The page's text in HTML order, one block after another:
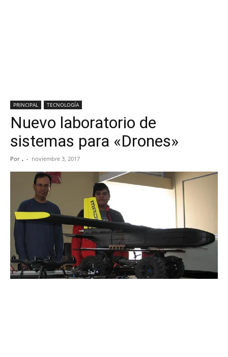
PRINCIPAL TECNOLOGÍA
Nuevo laboratorio de
sistemas para «Drones»
Por . - noviembre 3, 2017